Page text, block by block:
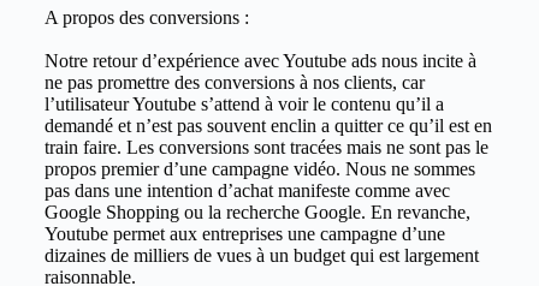
A propos des conversions :
Notre retour d’expérience avec Youtube ads nous incite à
ne pas promettre des conversions à nos clients, car
l’utilisateur Youtube s’attend à voir le contenu qu’il a
demandé et n’est pas souvent enclin a quitter ce qu’il est en
train faire. Les conversions sont tracées mais ne sont pas le
propos premier d’une campagne vidéo. Nous ne sommes
pas dans une intention d’achat manifeste comme avec
Google Shopping ou la recherche Google. En revanche,
Youtube permet aux entreprises une campagne d’une
dizaines de milliers de vues à un budget qui est largement
raisonnable.